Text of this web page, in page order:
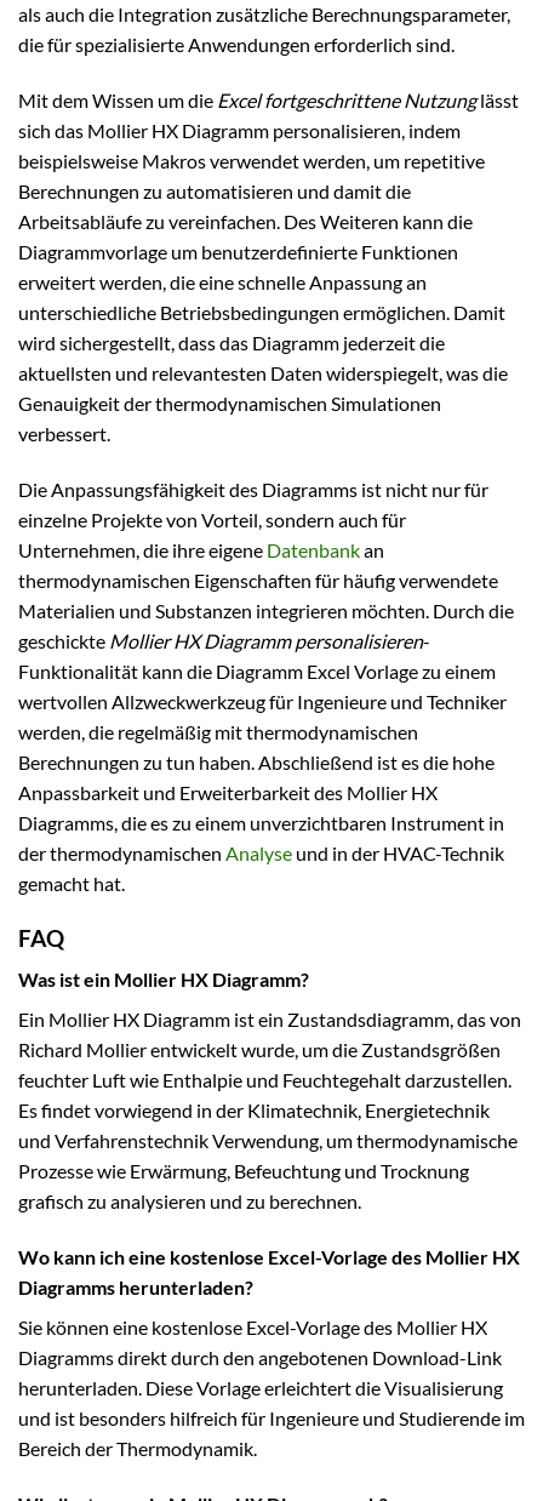
als auch die Integration zusätzliche Berechnungsparameter,
die für spezialisierte Anwendungen erforderlich sind.
Mit dem Wissen um die Excel fortgeschrittene Nutzunglässt
sich das Mollier HX Diagramm personalisieren, indem
beispielsweise Makros verwendet werden, um repetitive
Berechnungen zu automatisieren und damit die
Arbeitsabläufe zu vereinfachen. Des Weiteren kann die
Diagrammvorlage um benutzerdefinierte Funktionen
erweitert werden, die eine schnelle Anpassung an
unterschiedliche Betriebsbedingungen ermöglichen. Damit
wird sichergestellt, dass das Diagramm jederzeit die
aktuellsten und relevantesten Daten widerspiegelt, was die
Genauigkeit der thermodynamischen Simulationen
verbessert.
Die Anpassungsfähigkeit des Diagramms ist nicht nur für
einzelne Projekte von Vorteil, sondern auch für
Unternehmen, die ihre eigene Datenbankan
thermodynamischen Eigenschaften für häufig verwendete
Materialien und Substanzen integrieren möchten. Durch die
geschickte Mollier HX Diagramm personalisieren-
Funktionalität kann die Diagramm Excel Vorlage zu einem
wertvollen Allzweckwerkzeug für Ingenieure und Techniker
werden, die regelmäßig mit thermodynamischen
Berechnungen zu tun haben. Abschließend ist es die hohe
Anpassbarkeit und Erweiterbarkeit des Mollier HX
Diagramms, die es zu einem unverzichtbaren Instrument in
der thermodynamischen Analyse und in der HVAC-Technik
gemacht hat.
FAQ
Was ist ein Mollier HX Diagramm?
Ein Mollier HX Diagramm ist ein Zustandsdiagramm, das von
Richard Mollier entwickelt wurde, um die Zustandsgrößen
feuchter Luft wie Enthalpie und Feuchtegehalt darzustellen.
Es findet vorwiegend in der Klimatechnik, Energietechnik
und Verfahrenstechnik Verwendung, um thermodynamische
Prozesse wie Erwärmung, Befeuchtung und Trocknung
grafisch zu analysieren und zu berechnen.
Wo kann ich eine kostenlose Excel-Vorlage des Mollier HX
Diagramms herunterladen?
Sie können eine kostenlose Excel-Vorlage des Mollier HX
Diagramms direkt durch den angebotenen Download-Link
herunterladen. Diese Vorlage erleichtert die Visualisierung
und ist besonders hilfreich für Ingenieure und Studierende im
Bereich der Thermodynamik.